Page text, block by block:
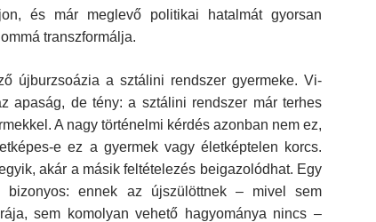
és már meglevő politikai hatalmát gyorsan
transzformálja.
újburzsoázia a sztálini rendszer gyermeke. Vi­
apaság, de tény: a sztálini rendszer már terhes
A nagy történelmi kérdés azonban nem ez,
e ez a gyermek vagy életképtelen korcs.
akár a másik feltételezés beigazolódhat. Egy
bi­zonyos: ennek az újszülöttnek – mivel sem
sem komolyan vehető hagyománya nincs –